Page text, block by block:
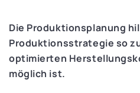
Die Produktionsplanung
Produktionsstrategie so
optimierten
möglich ist.